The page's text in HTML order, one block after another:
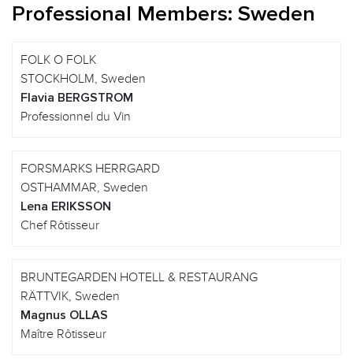
Professional Members: Sweden
FOLK O FOLK
STOCKHOLM, Sweden
Flavia BERGSTROM
Professionnel du Vin
FORSMARKS HERRGARD
OSTHAMMAR, Sweden
Lena ERIKSSON
Chef Rôtisseur
BRUNTEGARDEN HOTELL & RESTAURANG
RÄTTVIK, Sweden
Magnus OLLAS
Maître Rôtisseur